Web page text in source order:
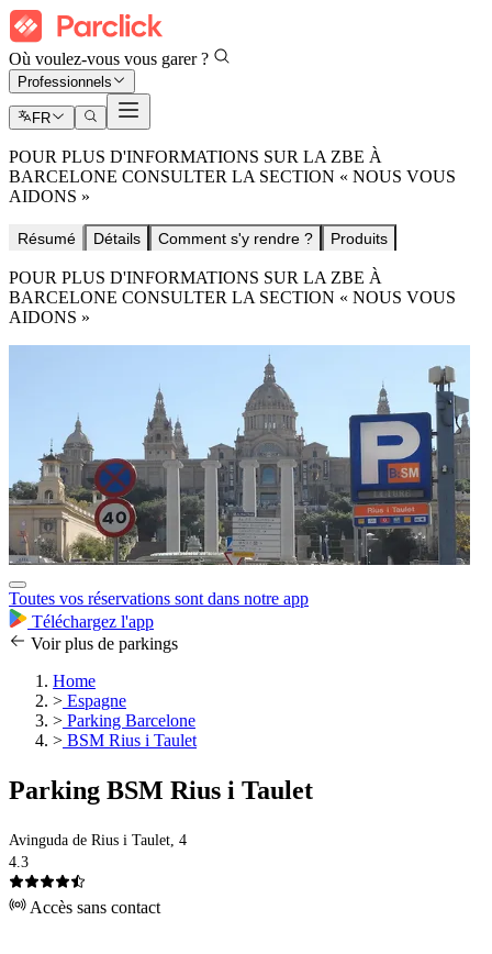
Où voulez-vous vous garer ?
Professionnels
FR
POUR PLUS D'INFORMATIONS SUR LA ZBE À
BARCELONE CONSULTER LA SECTION « NOUS VOUS
AIDONS »
Résumé Détails Comment s'y rendre ? Produits
POUR PLUS D'INFORMATIONS SUR LA ZBE À
BARCELONE CONSULTER LA SECTION « NOUS VOUS
AIDONS »
Toutes vos réservations sont dans notre app
Téléchargez l'app
Voir plus de parkings
Home
> Espagne
> Parking Barcelone
> BSM Rius i Taulet
Parking BSM Rius i Taulet
Avinguda de Rius i Taulet, 4
4.3
Accès sans contact